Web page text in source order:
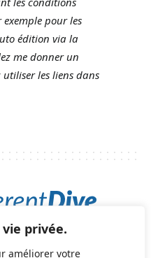
privée.
améliorer votre
exemple pour les
édition via la
me donner un
les liens dans
- All rights reserved.